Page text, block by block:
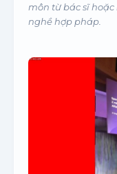
môn từ bác sĩ
nghề hợp pháp.